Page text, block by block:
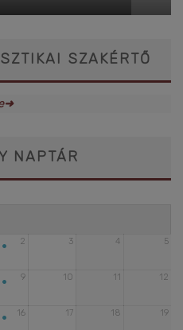
SZAKÉRTŐ
NAPTÁR
2
• 3 4 5
9
• 10 11 12
16
• 17 18 19